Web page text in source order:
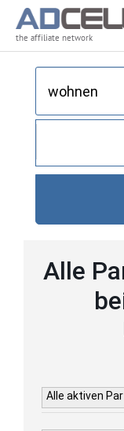
the affiliate network
Alle
Alle aktiven